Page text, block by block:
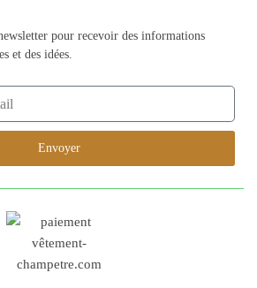
pour recevoir des informations
et des idées.
Envoyer